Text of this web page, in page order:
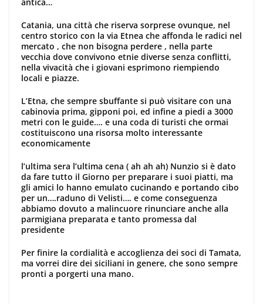
Catania, una città che riserva sorprese ovunque, nel
centro storico con la via Etnea che affonda le radici nel
mercato , che non bisogna perdere , nella parte
vecchia dove convivono etnie diverse senza conflitti,
nella vivacità che i giovani esprimono riempiendo
locali e piazze.
L’Etna, che sempre sbuffante si può visitare con una
cabinovia prima, gipponi poi, ed infine a piedi a 3000
metri con le guide…. e una coda di turisti che ormai
costituiscono una risorsa molto interessante
economicamente
l’ultima sera l’ultima cena ( ah ah ah) Nunzio si è dato
da fare tutto il Giorno per preparare i suoi piatti, ma
gli amici lo hanno emulato cucinando e portando cibo
per un….raduno di Velisti…. e come conseguenza
abbiamo dovuto a malincuore rinunciare anche alla
parmigiana preparata e tanto promessa dal
presidente
Per finire la cordialità e accoglienza dei soci di Tamata,
ma vorrei dire dei siciliani in genere, che sono sempre
pronti a porgerti una mano.